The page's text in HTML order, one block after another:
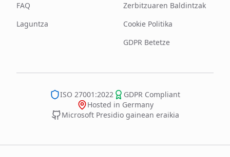
FAQ
Laguntza
Zerbitzuaren Baldintzak
Cookie Politika
GDPR Betetze
ISO 27001:2022
GDPR Compliant
Hosted in Germany
Microsoft Presidio gainean eraikia